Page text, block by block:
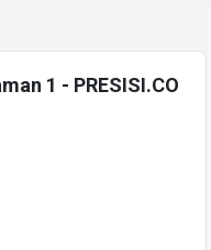
1 - PRESISI.CO